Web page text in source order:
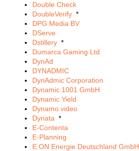
Double Check
DoubleVerify *
DPG Media BV
DServe
Dstillery *
Dumarca Gaming Ltd
DynAd
DYNADMIC
DynAdmic Corporation
Dynamic 1001 GmbH
Dynamic Yield
Dynamo.video
Dynata *
E-Contenta
E-Planning
E.ON Energie Deutschland GmbH